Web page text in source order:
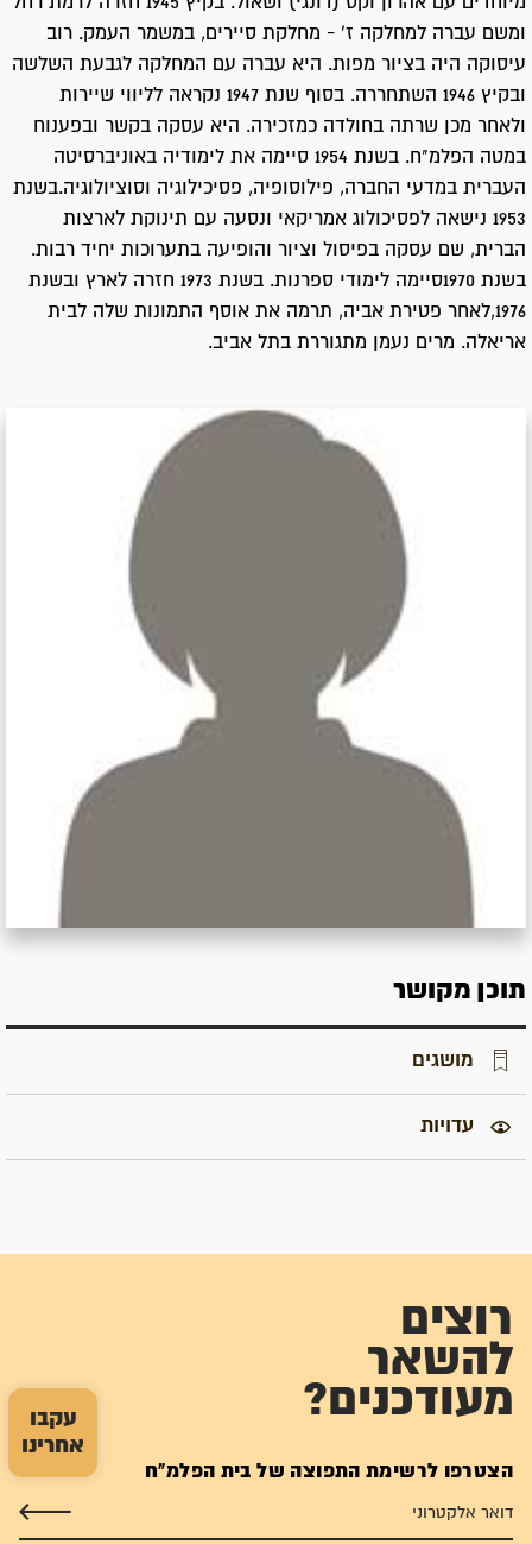
עקבו
אחרינו
ומשם עברה למחלקה ז' - מחלקת סיירים, במשמר העמק. רוב
עיסוקה היה בציור מפות. היא עברה עם המחלקה לגבעת השלשה
ובקיץ 1946 השתחררה. בסוף שנת 1947 נקראה לליווי שיירות
ולאחר מכן שרתה בחולדה כמזכירה. היא עסקה בקשר ובפענוח
במטה הפלמ"ח. בשנת 1954 סיימה את לימודיה באוניברסיטה
העברית במדעי החברה, פילוסופיה, פסיכילוגיה וסוציולוגיה.בשנת
1953 נישאה לפסיכולוג אמריקאי ונסעה עם תינוקת לארצות
הברית, שם עסקה בפיסול וציור והופיעה בתערוכות יחיד רבות.
בשנת 1970סיימה לימודי ספרנות. בשנת 1973 חזרה לארץ ובשנת
1976,לאחר פטירת אביה, תרמה את אוסף התמונות שלה לבית
אריאלה. מרים נעמן מתגוררת בתל אביב.
תוכן מקושר
מושגים
עדויות
רוצים
להשאר
מעודכנים?
הצטרפו לרשימת התפוצה של בית הפלמ"ח